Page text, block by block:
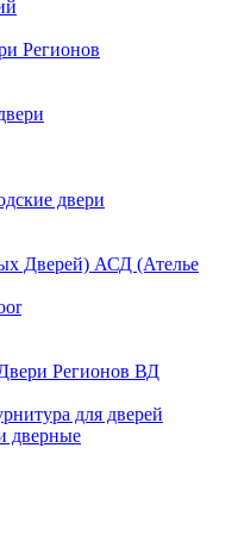
Регионов
двери
АСД (Ателье
Регионов ВД
для дверей
дверные